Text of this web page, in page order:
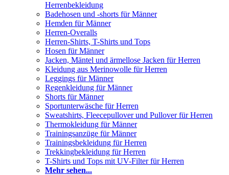
Herrenbekleidung
Badehosen und -shorts für Männer
Hemden für Männer
Herren-Overalls
Herren-Shirts, T-Shirts und Tops
Hosen für Männer
Jacken, Mäntel und ärmellose Jacken für Herren
Kleidung aus Merinowolle für Herren
Leggings für Männer
Regenkleidung für Männer
Shorts für Männer
Sportunterwäsche für Herren
Sweatshirts, Fleecepullover und Pullover für Herren
Thermokleidung für Männer
Trainingsanzüge für Männer
Trainingsbekleidung für Herren
Trekkingbekleidung für Herren
T-Shirts und Tops mit UV-Filter für Herren
Mehr sehen...